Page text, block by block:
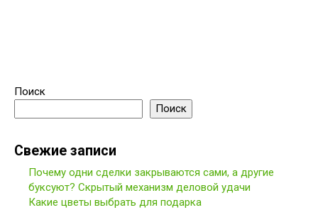
Поиск
Поиск
Свежие записи
Почему одни сделки закрываются сами, а другие
буксуют? Скрытый механизм деловой удачи
Какие цветы выбрать для подарка